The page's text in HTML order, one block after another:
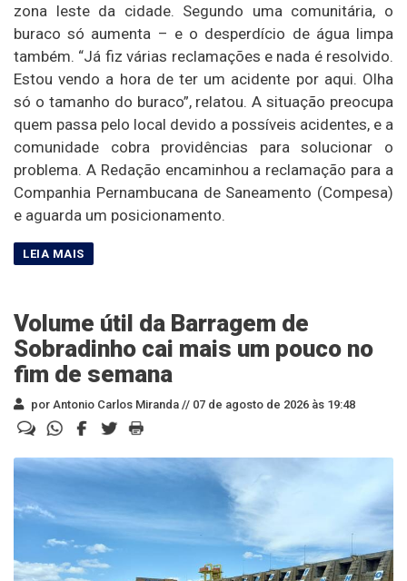
zona leste da cidade. Segundo uma comunitária, o
buraco só aumenta – e o desperdício de água limpa
também. “Já fiz várias reclamações e nada é resolvido.
Estou vendo a hora de ter um acidente por aqui. Olha
só o tamanho do buraco”, relatou. A situação preocupa
quem passa pelo local devido a possíveis acidentes, e a
comunidade cobra providências para solucionar o
problema. A Redação encaminhou a reclamação para a
Companhia Pernambucana de Saneamento (Compesa)
e aguarda um posicionamento.
Volume útil da Barragem de
Sobradinho cai mais um pouco no
fim de semana
por Antonio Carlos Miranda // 07 de agosto de 2026 às 19:48